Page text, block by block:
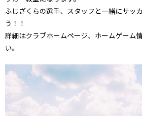
ふじざくらの選手、スタッフと一緒にサッ
う！！
詳細はクラブホームページ、ホームゲーム
い。